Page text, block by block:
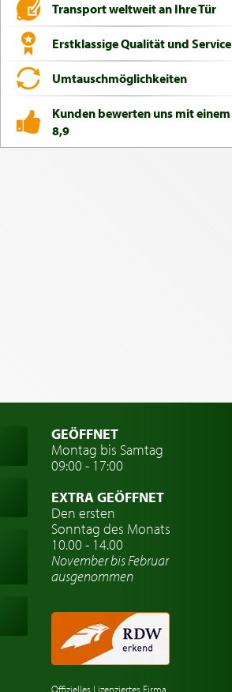
Transport weltweit an Ihre Tür
Erstklassige Qualität und Service
Umtauschmöglichkeiten
Kunden bewerten uns mit einem
8,9
GEÖFFNET
Montag bis Samtag
09:00 - 17:00
EXTRA GEÖFFNET
Den ersten
Sonntag des Monats
10.00 - 14.00
November bis Februar
ausgenommen
Offizielles Lizenziertes Firma